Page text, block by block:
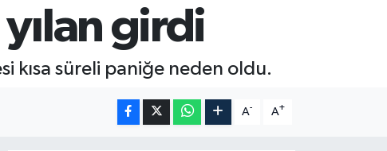
girdi
kısa süreli paniğe neden oldu.
A- A+